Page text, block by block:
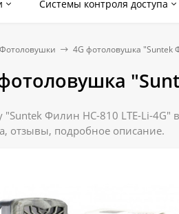
Системы контроля доступа
Фотоловушки 4G фотоловушка "Suntek
Филин HC-810 LTE-Li-4G"
отзывы, подробное описание.